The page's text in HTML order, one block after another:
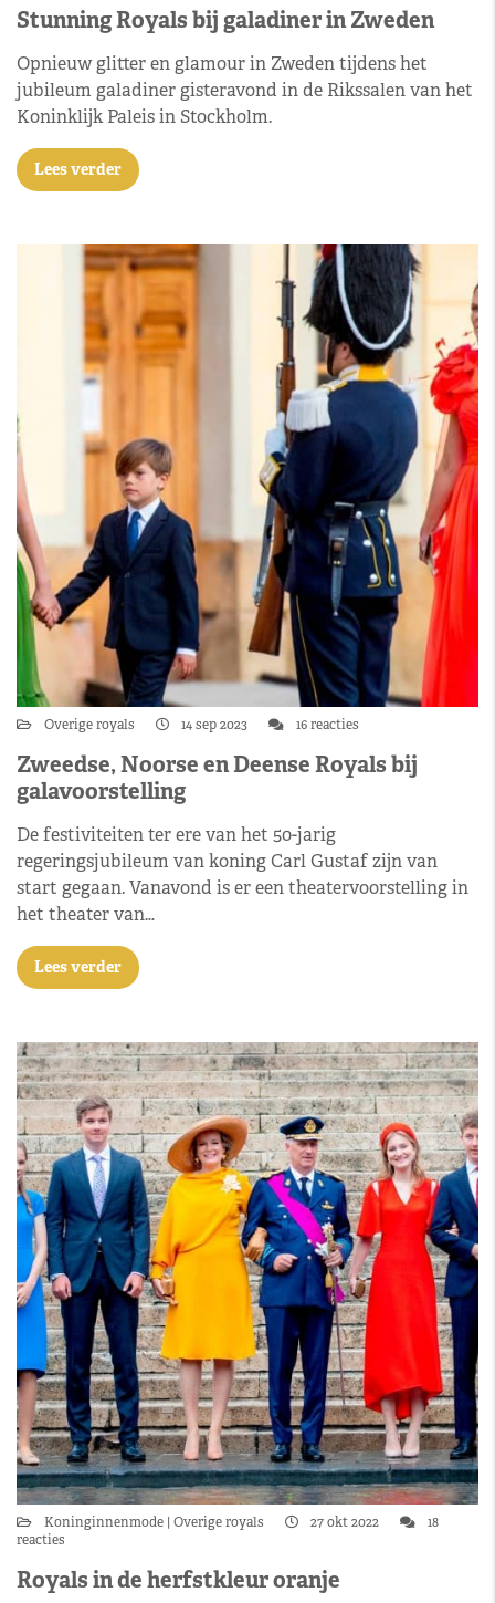
Stunning Royals bij galadiner in Zweden
Opnieuw glitter en glamour in Zweden tijdens het
jubileum galadiner gisteravond in de Rikssalen van het
Koninklijk Paleis in Stockholm.
Lees verder
Overige royals 14 sep 2023 16 reacties
Zweedse, Noorse en Deense Royals bij
galavoorstelling
De festiviteiten ter ere van het 50-jarig
regeringsjubileum van koning Carl Gustaf zijn van
start gegaan. Vanavond is er een theatervoorstelling in
het theater van…
Lees verder
Koninginnenmode Overige royals 27 okt 2022
18
reacties
Royals in de herfstkleur oranje